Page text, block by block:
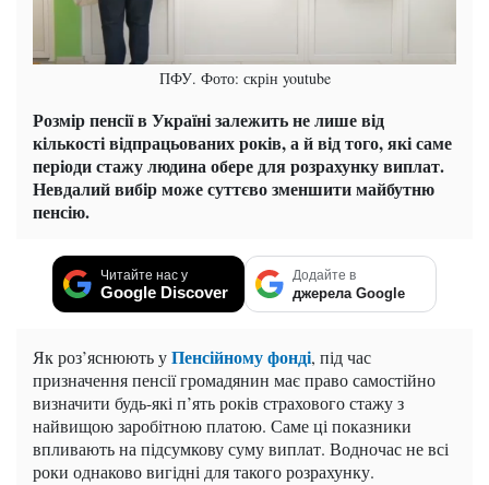
ПФУ. Фото: скрін youtube
Розмір пенсії в Україні залежить не лише від
кількості відпрацьованих років, а й від того, які саме
періоди стажу людина обере для розрахунку виплат.
Невдалий вибір може суттєво зменшити майбутню
пенсію.
Читайте нас у
Google Discover
Додайте в
джерела Google
Як роз’яснюють уПенсійному фонді, під час
призначення пенсії громадянин має право самостійно
визначити будь-які п’ять років страхового стажу з
найвищою заробітною платою. Саме ці показники
впливають на підсумкову суму виплат. Водночас не всі
роки однаково вигідні для такого розрахунку.